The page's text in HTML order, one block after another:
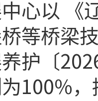
心以
《
等桥梁
护〔
100%